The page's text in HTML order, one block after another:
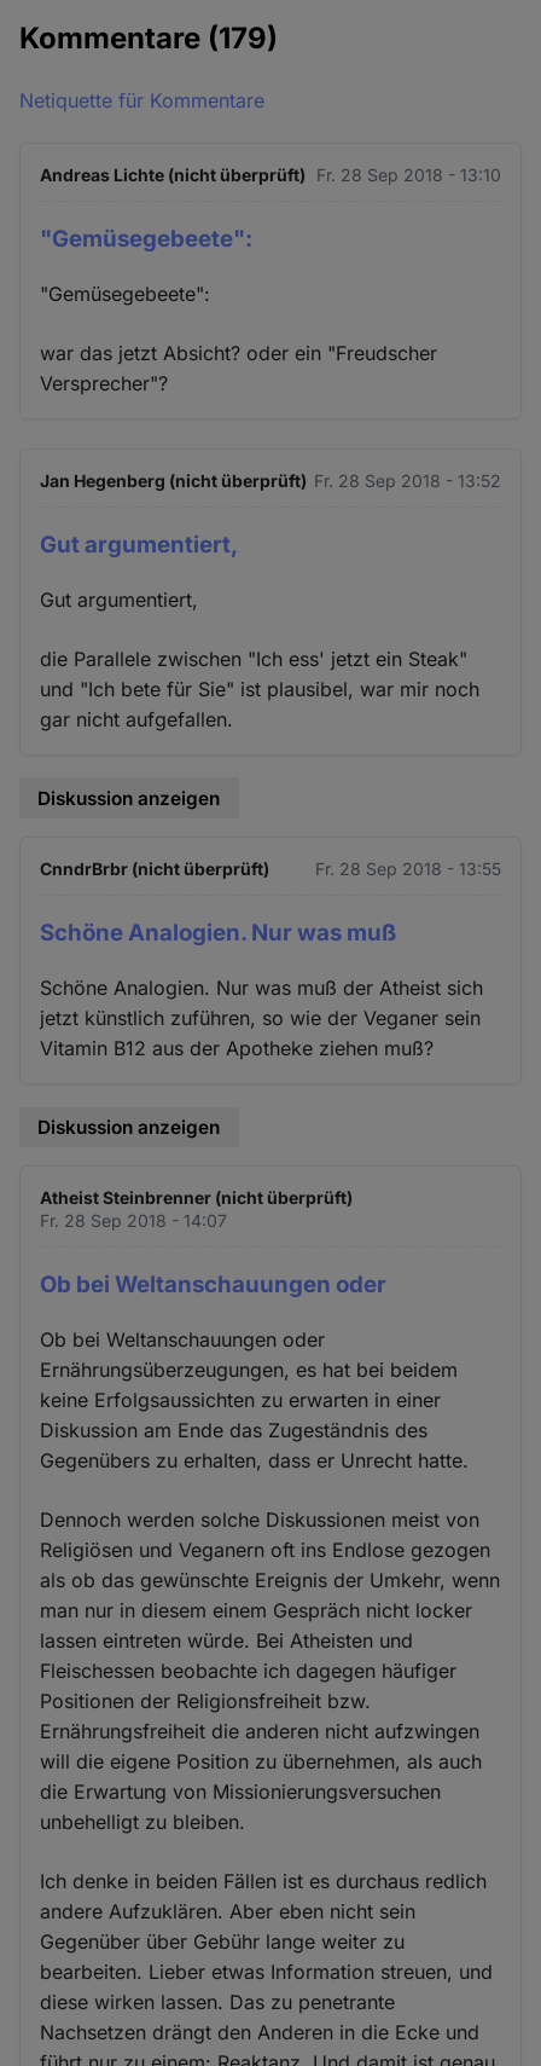
Kommentare (179)
Netiquette für Kommentare
Andreas Lichte (nicht überprüft) Fr. 28 Sep 2018 - 13:10
"Gemüsegebeete":
"Gemüsegebeete":
war das jetzt Absicht? oder ein "Freudscher
Versprecher"?
Jan Hegenberg (nicht überprüft) Fr. 28 Sep 2018 - 13:52
Gut argumentiert,
Gut argumentiert,
die Parallele zwischen "Ich ess' jetzt ein Steak"
und "Ich bete für Sie" ist plausibel, war mir noch
gar nicht aufgefallen.
Diskussion anzeigen
CnndrBrbr (nicht überprüft) Fr. 28 Sep 2018 - 13:55
Schöne Analogien. Nur was muß
Schöne Analogien. Nur was muß der Atheist sich
jetzt künstlich zuführen, so wie der Veganer sein
Vitamin B12 aus der Apotheke ziehen muß?
Diskussion anzeigen
Atheist Steinbrenner (nicht überprüft)
Fr. 28 Sep 2018 - 14:07
Ob bei Weltanschauungen oder
Ob bei Weltanschauungen oder
Ernährungsüberzeugungen, es hat bei beidem
keine Erfolgsaussichten zu erwarten in einer
Diskussion am Ende das Zugeständnis des
Gegenübers zu erhalten, dass er Unrecht hatte.
Dennoch werden solche Diskussionen meist von
Religiösen und Veganern oft ins Endlose gezogen
als ob das gewünschte Ereignis der Umkehr, wenn
man nur in diesem einem Gespräch nicht locker
lassen eintreten würde. Bei Atheisten und
Fleischessen beobachte ich dagegen häufiger
Positionen der Religionsfreiheit bzw.
Ernährungsfreiheit die anderen nicht aufzwingen
will die eigene Position zu übernehmen, als auch
die Erwartung von Missionierungsversuchen
unbehelligt zu bleiben.
Ich denke in beiden Fällen ist es durchaus redlich
andere Aufzuklären. Aber eben nicht sein
Gegenüber über Gebühr lange weiter zu
bearbeiten. Lieber etwas Information streuen, und
diese wirken lassen. Das zu penetrante
Nachsetzen drängt den Anderen in die Ecke und